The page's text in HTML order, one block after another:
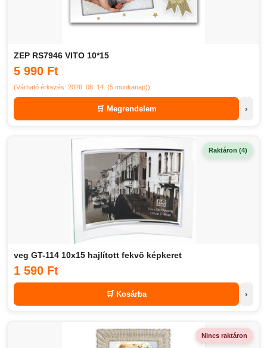
ZEP RS7946 VITO 10*15
5 990 Ft
(Várható érkezés: 2026. 08. 14. (5 munkanap))
🛒 Megrendelem ›
Raktáron (4)
veg GT-114 10x15 hajlított fekvõ képkeret
1 590 Ft
🛒 Kosárba ›
Nincs raktáron